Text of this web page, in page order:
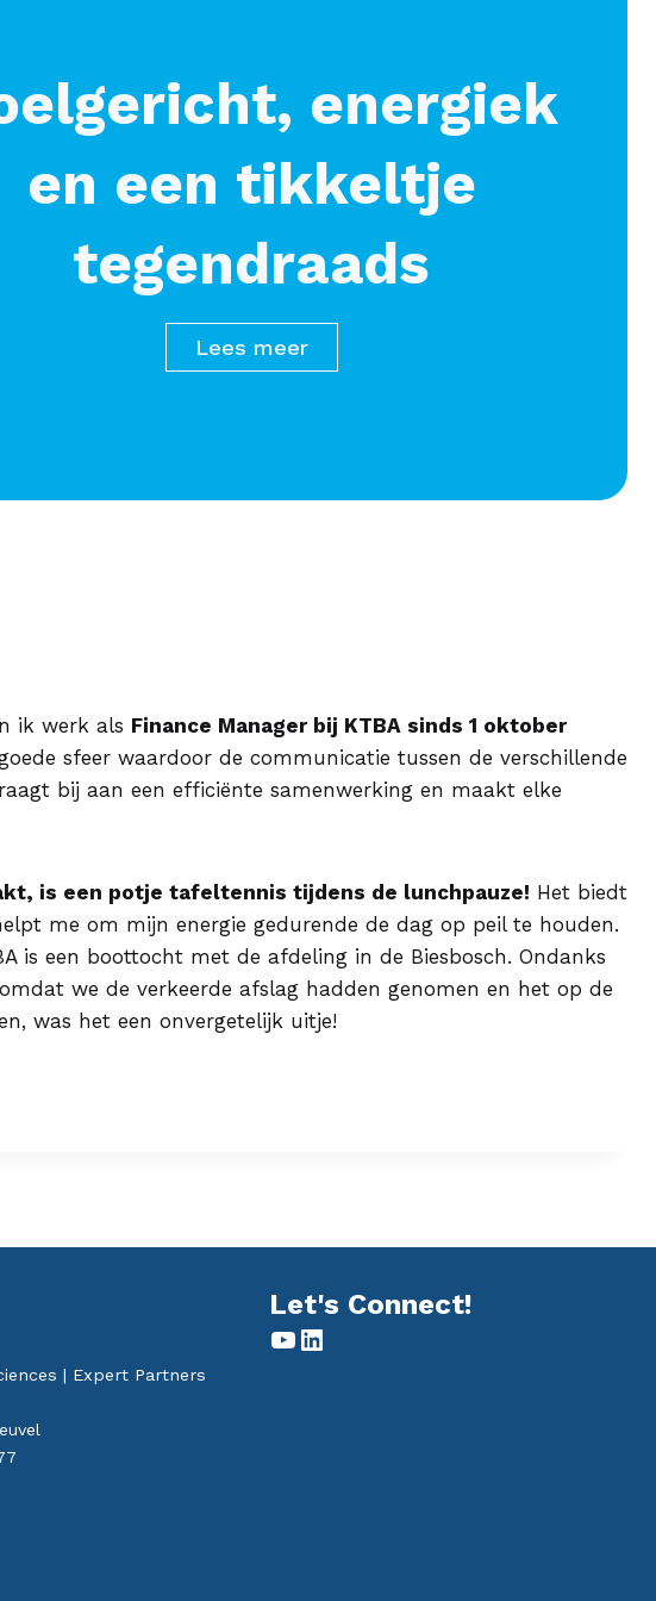
energiek
en een tikkeltje
tegendraads
Lees meer
ik werk als Finance Manager bij KTBA sinds 1 oktober
sfeer waardoor de communicatie tussen de verschillende
bij aan een efficiënte samenwerking en maakt elke
is een potje tafeltennis tijdens de lunchpauze! Het biedt
me om mijn energie gedurende de dag op peil te houden.
is een boottocht met de afdeling in de Biesbosch. Ondanks
we de verkeerde afslag hadden genomen en het op de
was het een onvergetelijk uitje!
| Expert Partners
Let's Connect!
YouTube
LinkedIn